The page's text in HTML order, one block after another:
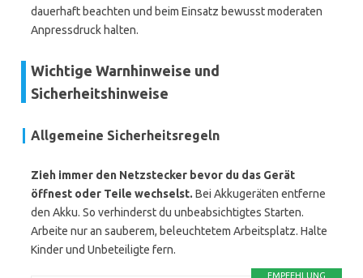
dauerhaft beachten und beim Einsatz bewusst moderaten
Anpressdruck halten.
Wichtige Warnhinweise und
Sicherheitshinweise
Allgemeine Sicherheitsregeln
Zieh immer den Netzstecker bevor du das Gerät
öffnest oder Teile wechselst. Bei Akkugeräten entferne
den Akku. So verhinderst du unbeabsichtigtes Starten.
Arbeite nur an sauberem, beleuchtetem Arbeitsplatz. Halte
Kinder und Unbeteiligte fern.
EMPFEHLUNG